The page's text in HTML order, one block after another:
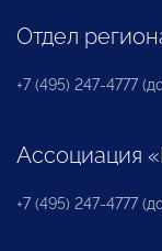
Отдел
+7 (495) 247-4777
Ассоциация
+7 (495) 247-4777